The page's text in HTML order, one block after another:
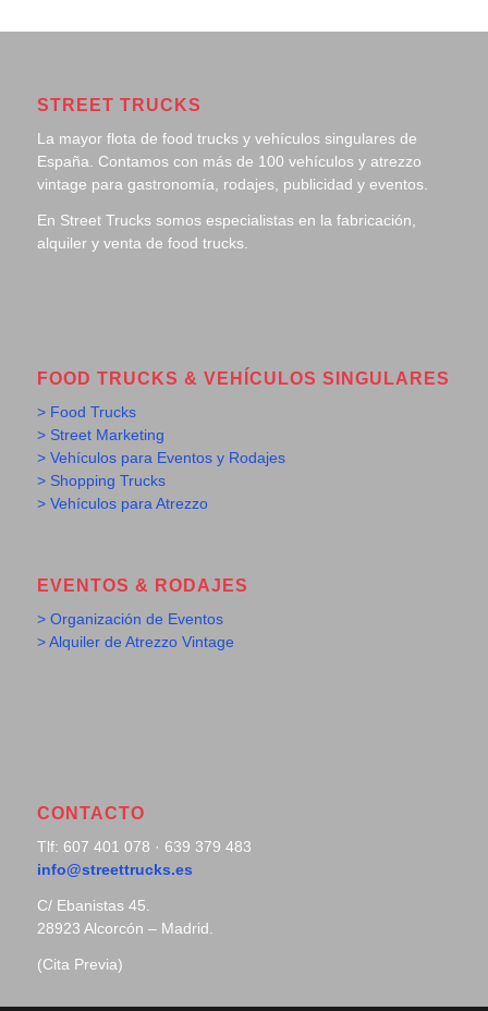
STREET TRUCKS
La mayor flota de food trucks y vehículos singulares de
España. Contamos con más de 100 vehículos y atrezzo
vintage para gastronomía, rodajes, publicidad y eventos.
En Street Trucks somos especialistas en la fabricación,
alquiler y venta de food trucks.
FOOD TRUCKS & VEHÍCULOS SINGULARES
> Food Trucks
> Street Marketing
> Vehículos para Eventos y Rodajes
> Shopping Trucks
> Vehículos para Atrezzo
EVENTOS & RODAJES
> Organización de Eventos
> Alquiler de Atrezzo Vintage
CONTACTO
Tlf: 607 401 078 · 639 379 483
info@streettrucks.es
C/ Ebanistas 45.
28923 Alcorcón – Madrid.
(Cita Previa)